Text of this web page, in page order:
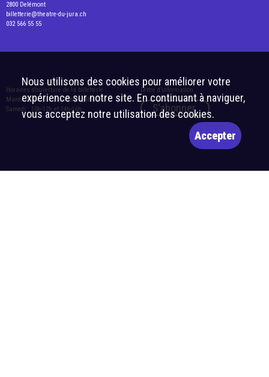
2800 Delémont
billetterie@theatre-du-jura.ch
032 566 55 55
Horaires d’ouverture de la billetterie :
Mardi-vendredi : 10h-12h et 14h-17h
Samedi : 10h-12h et 14h-16h
Lettre d’information
S'abonner
Nous utilisons des cookies pour améliorer votre
expérience sur notre site. En continuant à naviguer,
vous acceptez notre utilisation des cookies.
Accepter